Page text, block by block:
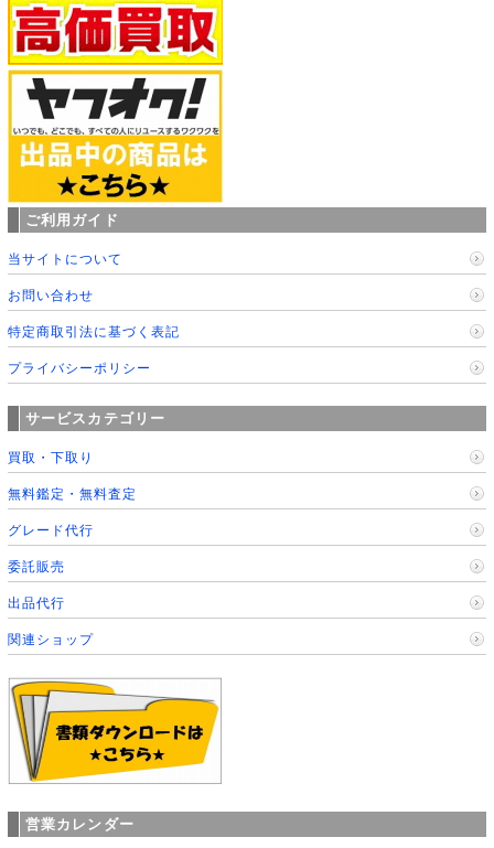
ご利用ガイド
当サイトについて
お問い合わせ
特定商取引法に基づく表記
プライバシーポリシー
サービスカテゴリー
買取・下取り
無料鑑定・無料査定
グレード代行
委託販売
出品代行
関連ショップ
営業カレンダー